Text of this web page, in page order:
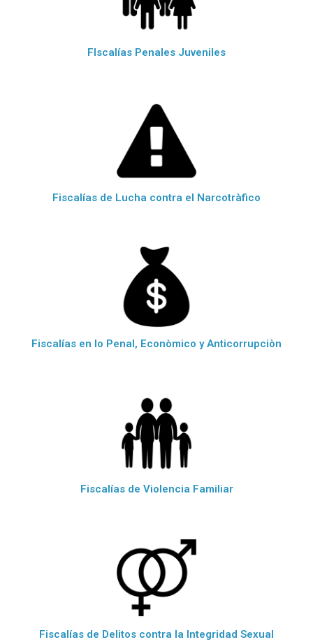
FIscalías Penales Juveniles
Fiscalías de Lucha contra el Narcotràfico
Fiscalías en lo Penal, Econòmico y Anticorrupciòn
Fiscalías de Violencia Familiar
Fiscalías de Delitos contra la Integridad Sexual